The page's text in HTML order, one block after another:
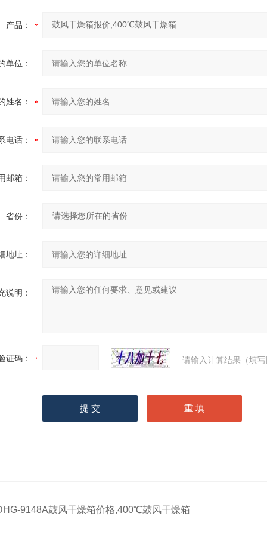
产品：
单位：
姓名：
电话：
邮箱：
省份：
地址：
说明：
证码： 请输入计算结果（填
9148A鼓风干燥箱价格,400℃鼓风干燥箱